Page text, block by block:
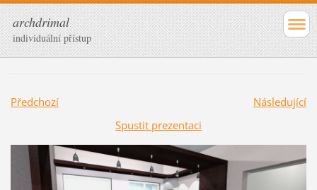
archdrimal
individuální přístup
Předchozí
Následující
Spustit prezentaci